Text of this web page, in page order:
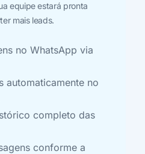
equipe estará pronta
mais leads.
no WhatsApp via
automaticamente no
completo das
conforme a